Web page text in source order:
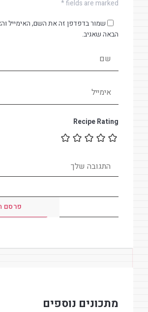
fields are marked *
שמור בדפדפן זה את השם, האימייל
הבאה שאגיב.
Recipe Rating
מתכונים נוספים